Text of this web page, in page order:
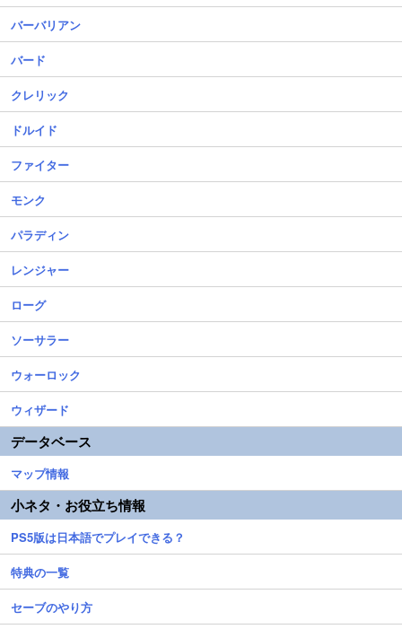
バーバリアン
バード
クレリック
ドルイド
ファイター
モンク
パラディン
レンジャー
ローグ
ソーサラー
ウォーロック
ウィザード
データベース
マップ情報
小ネタ・お役立ち情報
PS5版は日本語でプレイできる？
特典の一覧
セーブのやり方